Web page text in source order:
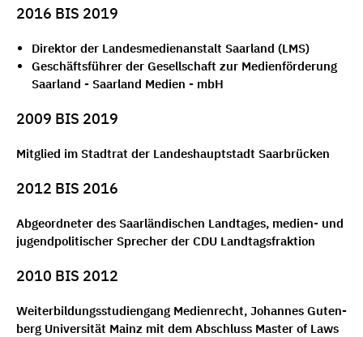
2016 BIS 2019
Direk­tor der Lan­des­me­di­en­an­stalt Saar­land (LMS)
Geschäfts­füh­rer der Gesellschaft zur Medienförderung
Saarland - Saar­land Medi­en - mbH
2009 BIS 2019
Mitglied im Stadt­rat der Lan­des­haupt­stadt Saar­brü­cken
2012 BIS 2016
Abge­ord­ne­ter des Saar­län­di­schen Land­ta­ges, medien- und
jugend­po­li­ti­scher Spre­cher der CDU Land­tags­frak­ti­on
2010 BIS 2012
Wei­ter­bil­dungs­stu­di­en­gang Medi­en­recht, Johan­nes Guten­
berg Uni­ver­si­tät Mainz mit dem Abschluss Mas­ter of Laws